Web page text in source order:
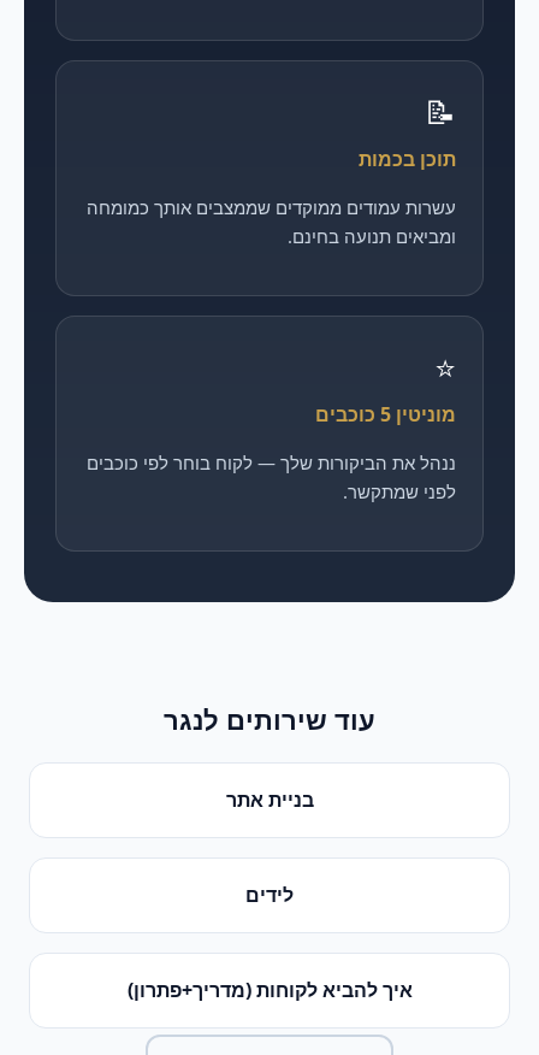
📝
תוכן בכמות
עשרות עמודים ממוקדים שממצבים אותך כמומחה
ומביאים תנועה בחינם.
⭐
מוניטין 5 כוכבים
ננהל את הביקורות שלך — לקוח בוחר לפי כוכבים
לפני שמתקשר.
עוד שירותים לנגר
בניית אתר
לידים
איך להביא לקוחות (מדריך+פתרון)